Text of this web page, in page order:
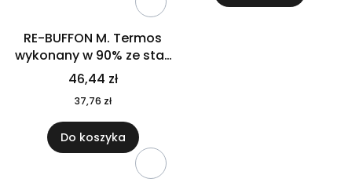
RE-BUFFON M. Termos
wykonany w 90% ze stali
nierdzewnej
pochodzącej z
recyklingu 520 ml 94294
46,44 zł
37,76 zł
Do koszyka